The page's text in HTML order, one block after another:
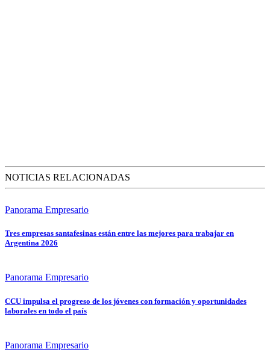
NOTICIAS RELACIONADAS
Panorama Empresario
Tres empresas santafesinas están entre las mejores para trabajar en
Argentina 2026
Panorama Empresario
CCU impulsa el progreso de los jóvenes con formación y oportunidades
laborales en todo el país
Panorama Empresario